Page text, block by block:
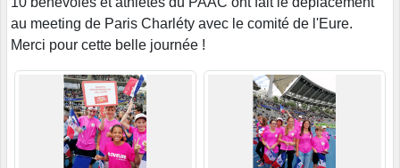
au meeting de Paris Charléty avec le comité de l'Eure.
Merci pour cette belle journée !